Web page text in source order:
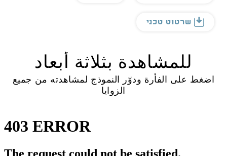
שרטוט טכני
للمشاهدة بثلاثة أبعاد
اضغط على الفأرة ودوّر النموذج لمشاهدته من جميع
الزوايا